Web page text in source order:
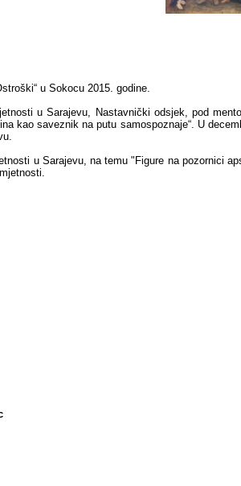
u Sokocu 2015. godine.
u Sarajevu, Nastavnički odsjek, pod
kao saveznik na putu samospoznaje“. U
u Sarajevu, na temu "Figure na pozornici